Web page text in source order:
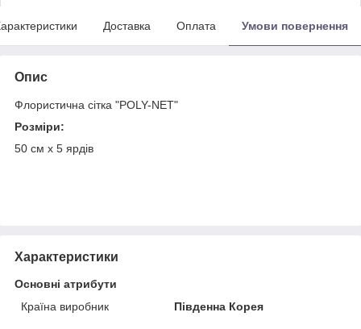
Доставка Оплата Умови повернення
Опис
Флористична сітка "POLY-NET"
Розміри:
50 см х 5 ярдів
Характеристики
Основні атрибути
Країна виробник
Південна Корея